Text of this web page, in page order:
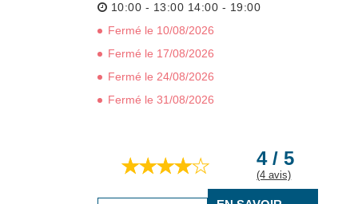
10:00 - 13:00 14:00 - 19:00
Fermé le 10/08/2026
Fermé le 17/08/2026
Fermé le 24/08/2026
Fermé le 31/08/2026
4 / 5
(4 avis)